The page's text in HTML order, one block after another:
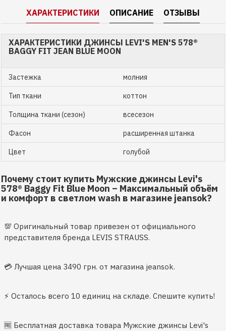
ХАРАКТЕРИСТИКИ ОПИСАНИЕ ОТЗЫВЫ
ХАРАКТЕРИСТИКИ ДЖИНСЫ LEVI'S MEN'S 578®
BAGGY FIT JEAN BLUE MOON
Застежка молния
Тип ткани коттон
Толщина ткани (сезон) всесезон
Фасон расширенная штанка
Цвет голубой
Почему стоит купить Мужские джинсы Levi's
578® Baggy Fit Blue Moon – Максимальный объём
и комфорт в светлом wash в магазине jeansok?
💯 Оригинальный товар привезен от официального
представителя бренда LEVIS STRAUSS.
💳 Лучшая цена 3490 грн. от магазина jeansok.
⚡️ Осталось всего 10 единиц на складе. Спешите купить!
🆓 Бесплатная доставка товара Мужские джинсы Levi's